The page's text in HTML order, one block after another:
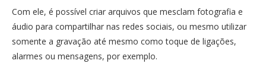
Com ele, é possível criar arquivos que mesclam fotografia e
áudio para compartilhar nas redes sociais, ou mesmo utilizar
somente a gravação até mesmo como toque de ligações,
alarmes ou mensagens, por exemplo.